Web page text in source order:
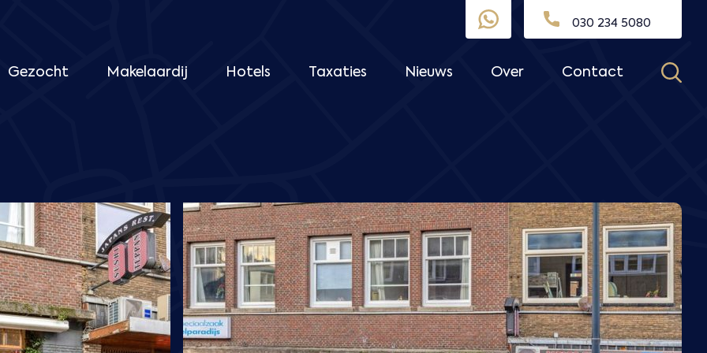
030 234 5080
Gezocht Makelaardij Hotels Taxaties Nieuws Over Contact